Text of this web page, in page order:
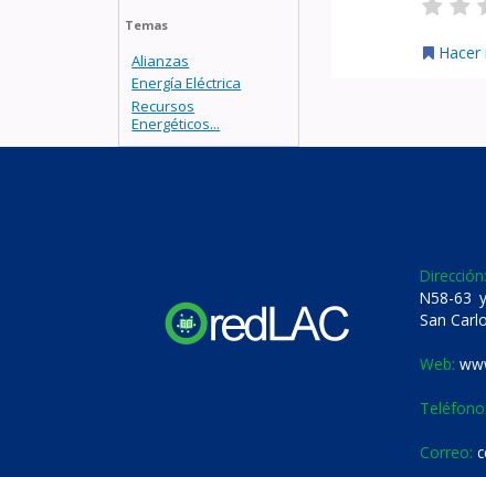
Temas
Alianzas
Energía Eléctrica
Recursos
Energéticos...
Hacer
Dirección:
N58-63
San
Web:
Teléfono:
Correo: